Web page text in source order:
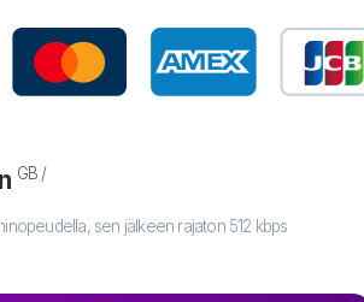
GB /
sen jälkeen rajaton 512 kbps